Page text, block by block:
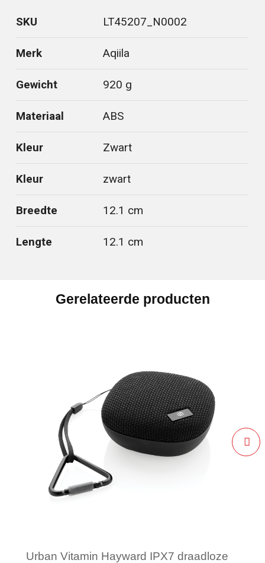
SKU LT45207_N0002
Merk Aqiila
Gewicht 920 g
Materiaal ABS
Kleur Zwart
Kleur zwart
Breedte 12.1 cm
Lengte 12.1 cm
Gerelateerde producten
Urban Vitamin Hayward IPX7 draadloze